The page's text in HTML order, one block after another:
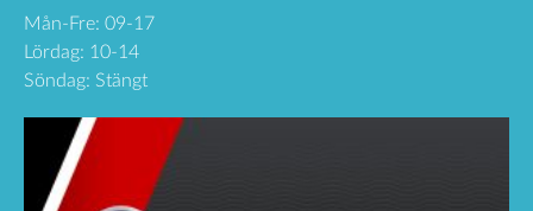
Mån-Fre: 09-17
Lördag: 10-14
Söndag: Stängt